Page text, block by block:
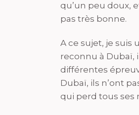
qu’un peu doux,
pas très bonne.
A ce sujet, je
reconnu à Dubaï,
différentes
Dubaï, ils n’ont
qui perd tous ses